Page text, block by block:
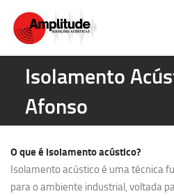
Isolamento
Afonso
O que é isolamento acústico?
Isolamento acústico é uma técnica
para o ambiente industrial, voltada